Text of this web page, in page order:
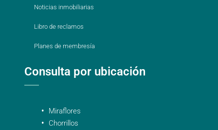
Noticias inmobiliarias
Libro de reclamos
Planes de membresía
Consulta por ubicación
Miraflores
Chorrillos